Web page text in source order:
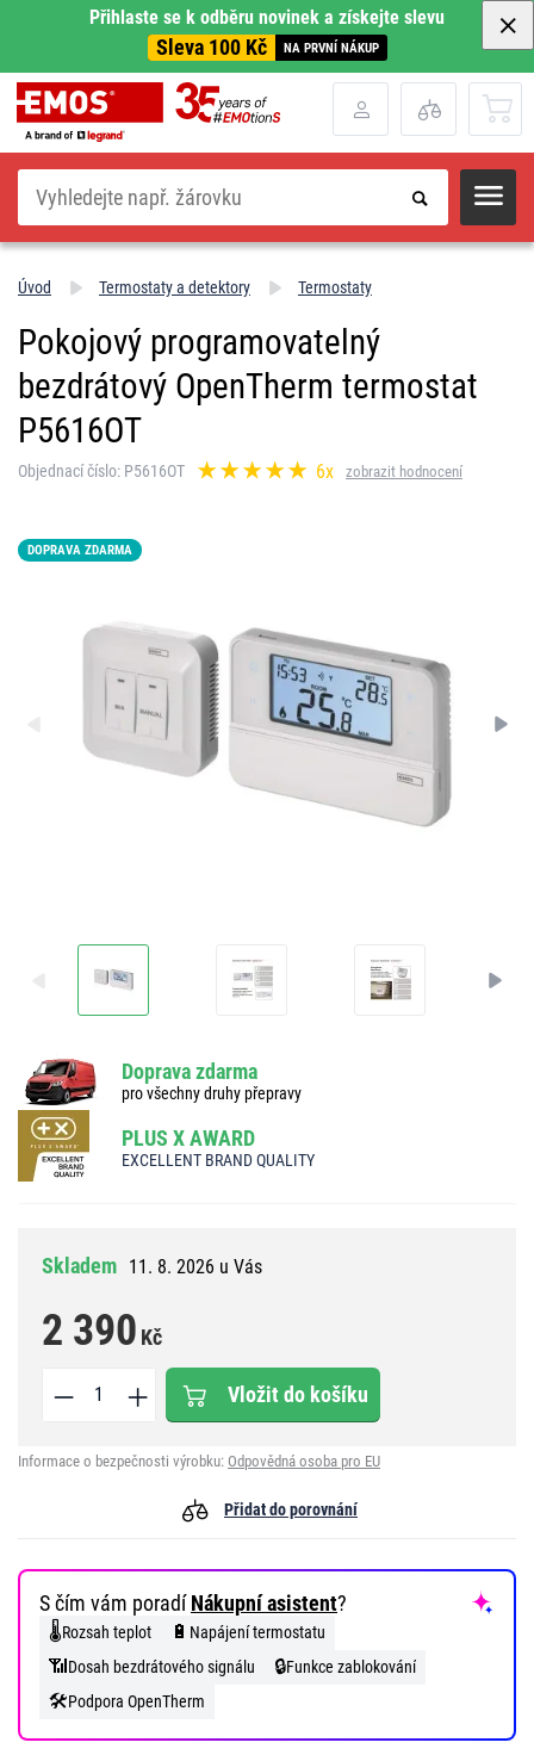
Přihlaste se k odběru novinek a získejte slevu
Sleva 100 Kč NA PRVNÍ NÁKUP
Hledat
Úvod Termostaty a detektory Termostaty
Pokojový programovatelný
bezdrátový OpenTherm termostat
P5616OT
Objednací číslo: P5616OT 6x zobrazit hodnocení
DOPRAVA ZDARMA
Doprava zdarma
pro všechny druhy přepravy
PLUS X AWARD
EXCELLENT BRAND QUALITY
Skladem 11. 8. 2026 u Vás
2 390 Kč
Vložit do košíku
Informace o bezpečnosti výrobku: Odpovědná osoba pro EU
Přidat do porovnání
S čím vám poradíNákupní asistent?
🌡️Rozsah teplot 🔋 Napájení termostatu
📶 Dosah bezdrátového signálu 🔒Funkce zablokování
🛠️Podpora OpenTherm